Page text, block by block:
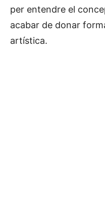
per entendre el
acabar de donar
artística.